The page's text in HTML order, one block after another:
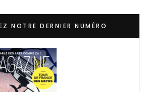
NOTRE DERNIER NUMÉRO